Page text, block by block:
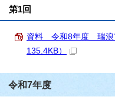
第1回
資料 令和8年度 瑞浪
135.4KB）
令和7年度